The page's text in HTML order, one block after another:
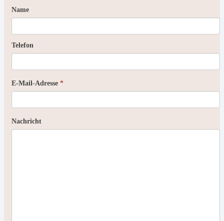
Name
Telefon
E-Mail-Adresse *
Nachricht